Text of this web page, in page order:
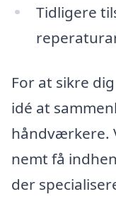
Tidligere
For at sikre
idé at
håndværkere.
nemt få
der